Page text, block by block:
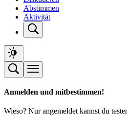
Abstimmen
Aktivität
Anmelden und mitbestimmen!
Wieso? Nur angemeldet kannst du